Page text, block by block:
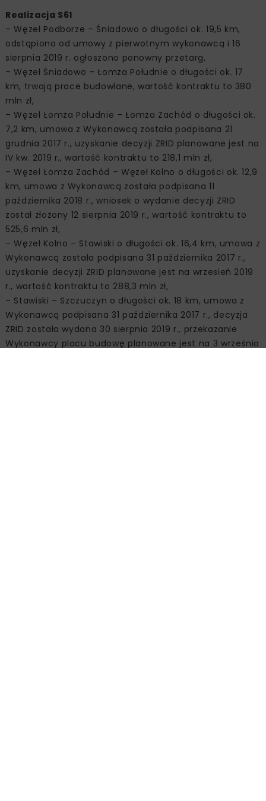
Realizacja S61
– Węzeł Podborze – Śniadowo o długości ok. 19,5 km,
odstąpiono od umowy z pierwotnym wykonawcą i 16
sierpnia 2019 r. ogłoszono ponowny przetarg,
– Węzeł Śniadowo – Łomża Południe o długości ok. 17
km, trwają prace budowlane, wartość kontraktu to 380
mln zł,
– Węzeł Łomża Południe – Łomża Zachód o długości ok.
7,2 km, umowa z Wykonawcą została podpisana 21
grudnia 2017 r., uzyskanie decyzji ZRID planowane jest na
IV kw. 2019 r., wartość kontraktu to 218,1 mln zł,
– Węzeł Łomża Zachód – Węzeł Kolno o długości ok. 12,9
km, umowa z Wykonawcą została podpisana 11
października 2018 r., wniosek o wydanie decyzji ZRID
został złożony 12 sierpnia 2019 r., wartość kontraktu to
525,6 mln zł,
– Węzeł Kolno – Stawiski o długości ok. 16,4 km, umowa z
Wykonawcą została podpisana 31 października 2017 r.,
uzyskanie decyzji ZRID planowane jest na wrzesień 2019
r., wartość kontraktu to 288,3 mln zł,
– Stawiski – Szczuczyn o długości ok. 18 km, umowa z
Wykonawcą podpisana 31 października 2017 r., decyzja
ZRID została wydana 30 sierpnia 2019 r., przekazanie
Wykonawcy placu budowę planowane jest na 3 września